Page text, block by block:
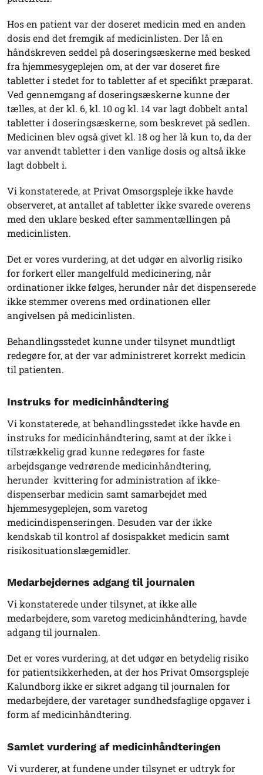
Hos en patient var der doseret medicin med en anden
dosis end det fremgik af medicinlisten. Der lå en
håndskreven seddel på doseringsæskerne med besked
fra hjemmesygeplejen om, at der var doseret fire
tabletter i stedet for to tabletter af et specifikt præparat.
Ved gennemgang af doseringsæskerne kunne der
tælles, at der kl. 6, kl. 10 og kl. 14 var lagt dobbelt antal
tabletter i doseringsæskerne, som beskrevet på sedlen.
Medicinen blev også givet kl. 18 og her lå kun to, da der
var anvendt tabletter i den vanlige dosis og altså ikke
lagt dobbelt i.
Vi konstaterede, at Privat Omsorgspleje ikke havde
observeret, at antallet af tabletter ikke svarede overens
med den uklare besked efter sammentællingen på
medicinlisten.
Det er vores vurdering, at det udgør en alvorlig risiko
for forkert eller mangelfuld medicinering, når
ordinationer ikke følges, herunder når det dispenserede
ikke stemmer overens med ordinationen eller
angivelsen på medicinlisten.
Behandlingsstedet kunne under tilsynet mundtligt
redegøre for, at der var administreret korrekt medicin
til patienten.
Instruks for medicinhåndtering
Vi konstaterede, at behandlingsstedet ikke havde en
instruks for medicinhåndtering, samt at der ikke i
tilstrækkelig grad kunne redegøres for faste
arbejdsgange vedrørende medicinhåndtering,
herunder kvittering for administration af ikke-
dispenserbar medicin samt samarbejdet med
hjemmesygeplejen, som varetog
medicindispenseringen. Desuden var der ikke
kendskab til kontrol af dosispakket medicin samt
risikosituationslægemidler.
Medarbejdernes adgang til journalen
Vi konstaterede under tilsynet, at ikke alle
medarbejdere, som varetog medicinhåndtering, havde
adgang til journalen.
Det er vores vurdering, at det udgør en betydelig risiko
for patientsikkerheden, at der hos Privat Omsorgspleje
Kalundborg ikke er sikret adgang til journalen for
medarbejdere, der varetager sundhedsfaglige opgaver i
form af medicinhåndtering.
Samlet vurdering af medicinhåndteringen
Vi vurderer, at fundene under tilsynet er udtryk for